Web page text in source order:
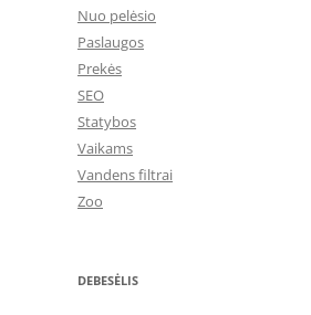
Nuo pelėsio
Paslaugos
Prekės
SEO
Statybos
Vaikams
Vandens filtrai
Zoo
DEBESĖLIS